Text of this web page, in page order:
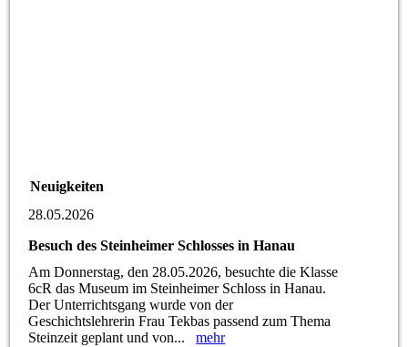
Neuigkeiten
28.05.2026
Besuch des Steinheimer Schlosses in Hanau
Am Donnerstag, den 28.05.2026, besuchte die Klasse
6cR das Museum im Steinheimer Schloss in Hanau.
Der Unterrichtsgang wurde von der
Geschichtslehrerin Frau Tekbas passend zum Thema
Steinzeit geplant und von...mehr